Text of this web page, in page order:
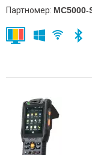
Партномер: MC5000-